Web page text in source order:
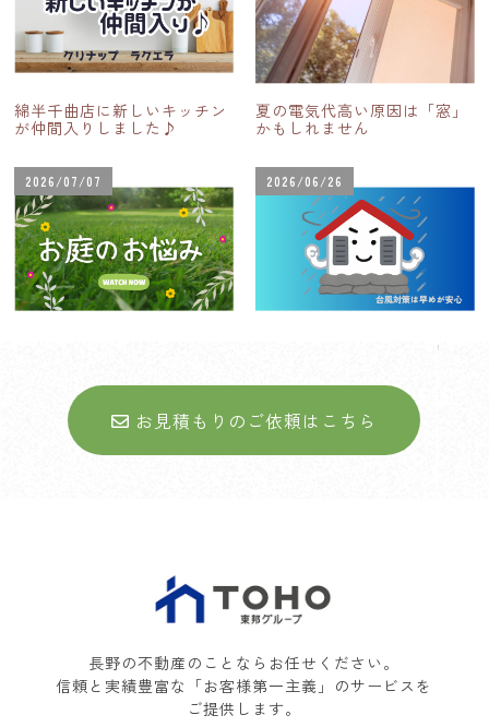
綿半千曲店に新しいキッチン
が仲間入りしました♪
夏の電気代高い原因は「窓」
かもしれません
2026/07/07 2026/06/26
台風シーズン到来！住まいの
お見積もりのご依頼はこちら
長野の不動産のことならお任せください。
信頼と実績豊富な「お客様第一主義」のサービスを
ご提供します。